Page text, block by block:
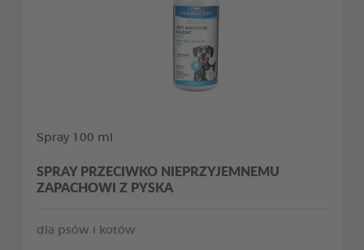
Spray 100 ml
SPRAY PRZECIWKO NIEPRZYJEMNEMU
ZAPACHOWI Z PYSKA
dla psów i kotów